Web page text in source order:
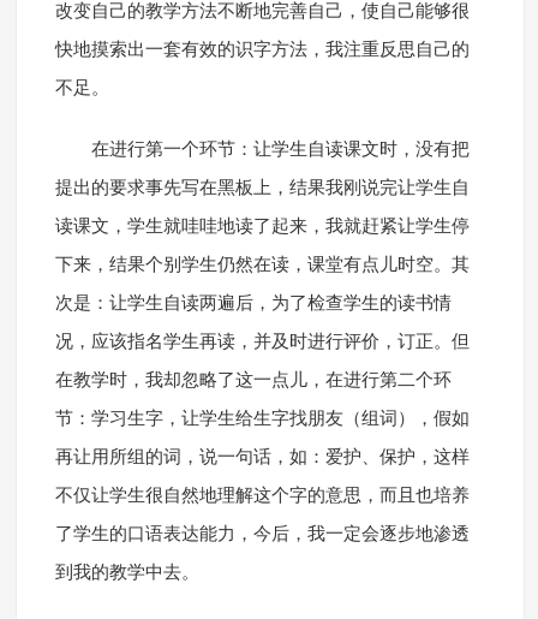
改变自己的教学方法不断地完善自己，使自己能够很
快地摸索出一套有效的识字方法，我注重反思自己的
不足。
在进行第一个环节：让学生自读课文时，没有把
提出的要求事先写在黑板上，结果我刚说完让学生自
读课文，学生就哇哇地读了起来，我就赶紧让学生停
下来，结果个别学生仍然在读，课堂有点儿时空。其
次是：让学生自读两遍后，为了检查学生的读书情
况，应该指名学生再读，并及时进行评价，订正。但
在教学时，我却忽略了这一点儿，在进行第二个环
节：学习生字，让学生给生字找朋友（组词），假如
再让用所组的词，说一句话，如：爱护、保护，这样
不仅让学生很自然地理解这个字的意思，而且也培养
了学生的口语表达能力，今后，我一定会逐步地渗透
到我的教学中去。